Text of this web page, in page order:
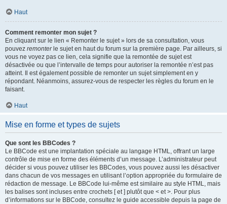
Haut
Comment remonter mon sujet ?
En cliquant sur le lien « Remonter le sujet » lors de sa consultation, vous
pouvez remonterle sujet en haut du forum sur la première page. Par ailleurs, si
vous ne voyez pas ce lien, cela signifie que la remontée de sujet est
désactivée ou que l’intervalle de temps pour autoriser la remontée n’est pas
atteint. Il est également possible de remonter un sujet simplement en y
répondant. Néanmoins, assurez-vous de respecter les règles du forum en le
faisant.
Haut
Mise en forme et types de sujets
Que sont les BBCodes ?
Le BBCode est une implantation spéciale au langage HTML, offrant un large
contrôle de mise en forme des éléments d’un message. L’administrateur peut
décider si vous pouvez utiliser les BBCodes, vous pouvez aussi les désactiver
dans chacun de vos messages en utilisant l’option appropriée du formulaire de
rédaction de message. Le BBCode lui-même est similaire au style HTML, mais
les balises sont incluses entre crochets [ et ] plutôt que < et >. Pour plus
d’informations sur le BBCode, consultez le guide accessible depuis la page de